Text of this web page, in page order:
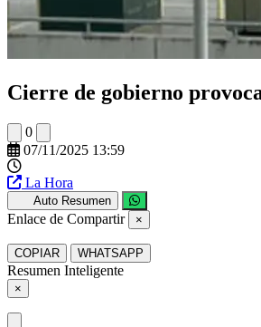
Cierre de gobierno
0
07/11/2025 13:59
La Hora
Auto Resumen
Enlace de Compartir ×
COPIAR WHATSAPP
Resumen Inteligente
×